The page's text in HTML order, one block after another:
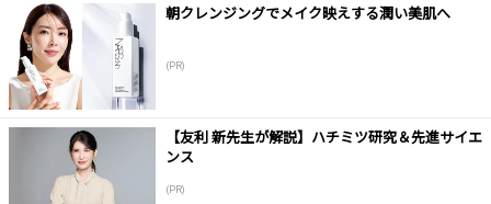
朝クレンジングでメイク映えする潤い美肌へ
(PR)
【友利 新先生が解説】ハチミツ研究＆先進サイエ
ンス
(PR)